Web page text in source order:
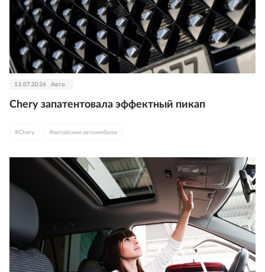
13.07.2026 Авто
Chery запатентовала эффектный пикап
#Chery #китайские автомобили